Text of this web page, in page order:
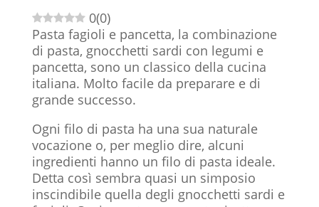
0(0)
Pasta fagioli e pancetta, la combinazione
di pasta, gnocchetti sardi con legumi e
pancetta, sono un classico della cucina
italiana. Molto facile da preparare e di
grande successo.
Ogni filo di pasta ha una sua naturale
vocazione o, per meglio dire, alcuni
ingredienti hanno un filo di pasta ideale.
Detta così sembra quasi un simposio
inscindibile quella degli gnocchetti sardi e